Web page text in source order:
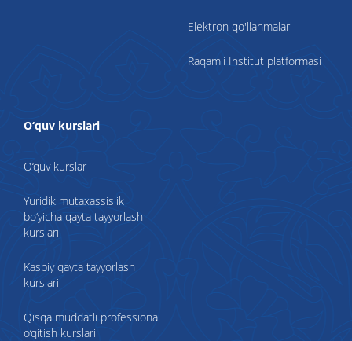
Elektron qo'llanmalar
Raqamli Institut platformasi
O‘quv kurslari
O‘quv kurslar
Yuridik mutaxassislik
bo‘yicha qayta tayyorlash
kurslari
Kasbiy qayta tayyorlash
kurslari
Qisqa muddatli professional
o‘qitish kurslari